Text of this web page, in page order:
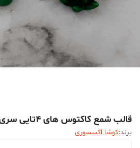
قالب شمع کاکتوس های 4تایی سری B
برند:کوشا اکسسوری